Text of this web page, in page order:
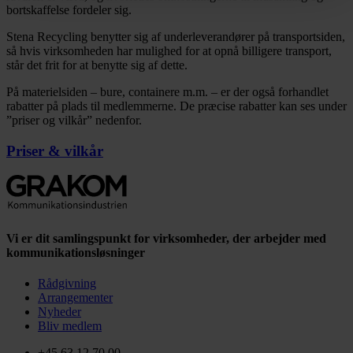
bortskaffelse fordeler sig.
Stena Recycling benytter sig af underleverandører på transportsiden,
så hvis virksomheden har mulighed for at opnå billigere transport,
står det frit for at benytte sig af dette.
På materielsiden – bure, containere m.m. – er der også forhandlet
rabatter på plads til medlemmerne. De præcise rabatter kan ses under
”priser og vilkår” nedenfor.
Priser & vilkår
Vi er dit samlingspunkt for virksomheder, der arbejder med
kommunikationsløsninger
Rådgivning
Arrangementer
Nyheder
Bliv medlem